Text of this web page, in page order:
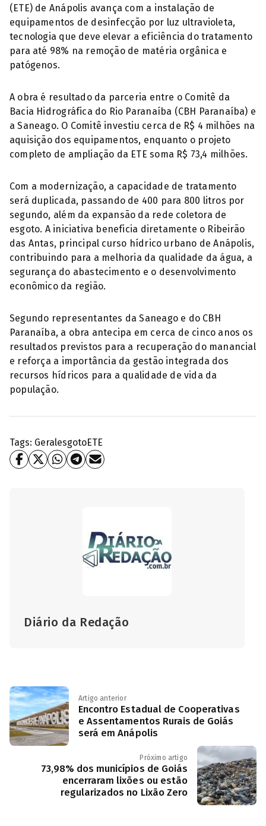
(ETE) de Anápolis avança com a instalação de
equipamentos de desinfecção por luz ultravioleta,
tecnologia que deve elevar a eficiência do tratamento
para até 98% na remoção de matéria orgânica e
patógenos.
A obra é resultado da parceria entre o Comitê da
Bacia Hidrográfica do Rio Paranaíba (CBH Paranaíba) e
a Saneago. O Comitê investiu cerca de R$ 4 milhões na
aquisição dos equipamentos, enquanto o projeto
completo de ampliação da ETE soma R$ 73,4 milhões.
Com a modernização, a capacidade de tratamento
será duplicada, passando de 400 para 800 litros por
segundo, além da expansão da rede coletora de
esgoto. A iniciativa beneficia diretamente o Ribeirão
das Antas, principal curso hídrico urbano de Anápolis,
contribuindo para a melhoria da qualidade da água, a
segurança do abastecimento e o desenvolvimento
econômico da região.
Segundo representantes da Saneago e do CBH
Paranaíba, a obra antecipa em cerca de cinco anos os
resultados previstos para a recuperação do manancial
e reforça a importância da gestão integrada dos
recursos hídricos para a qualidade de vida da
população.
Tags: GeralesgotoETE
Diário da Redação
Artigo anterior
Encontro Estadual de Cooperativas
e Assentamentos Rurais de Goiás
será em Anápolis
Próximo artigo
73,98% dos municípios de Goiás
encerraram lixões ou estão
regularizados no Lixão Zero